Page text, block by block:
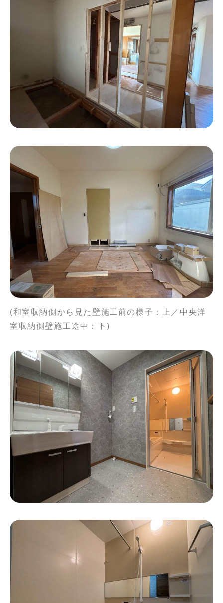
(和室収納側から見た壁施工前の様子：上／中央洋
室収納側壁施工途中：下)